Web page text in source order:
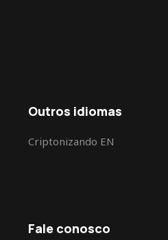
os US$ 2
Outros idiomas
Criptonizando EN
Fale conosco